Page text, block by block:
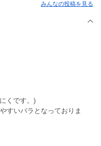
みんなの投稿を見る
くです。)
すいバラとなっておりま